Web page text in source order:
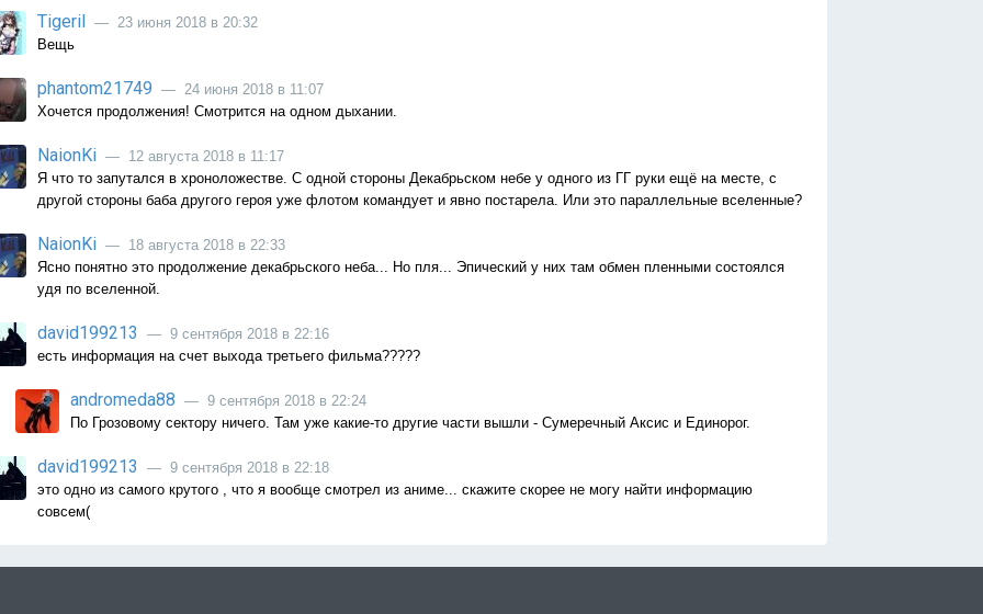
Tigeril — 23 июня 2018 в 20:32
Вещь
phantom21749 — 24 июня 2018 в 11:07
Хочется продолжения! Смотрится на одном дыхании.
NaionKi — 12 августа 2018 в 11:17
Я что то запутался в хроноложестве. С одной стороны Декабрьском небе у одного из ГГ руки ещё на месте, с
другой стороны баба другого героя уже флотом командует и явно постарела. Или это параллельные вселенные?
NaionKi — 18 августа 2018 в 22:33
Ясно понятно это продолжение декабрьского неба... Но пля... Эпический у них там обмен пленными состоялся
удя по вселенной.
david199213
— 9 сентября 2018 в 22:16
есть информация на счет выхода третьего фильма?????
andromeda88 — 9 сентября 2018 в 22:24
По Грозовому сектору ничего. Там уже какие-то другие части вышли - Сумеречный Аксис и Единорог.
david199213
— 9 сентября 2018 в 22:18
это одно из самого крутого , что я вообще смотрел из аниме... скажите скорее не могу найти информацию
совсем(